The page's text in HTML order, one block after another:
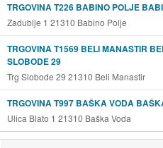
TRGOVINA T226 BABINO POLJE
Zadublje 1 21310 Babino Polje
TRGOVINA T1569 BELI MANASTIR
SLOBODE 29
Trg Slobode 29 21310 Beli Manastir
TRGOVINA T997 BAŠKA VODA
Ulica Blato 1 21310 Baška Voda